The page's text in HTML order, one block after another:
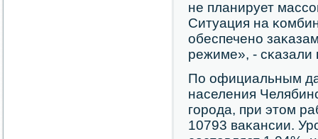
не планирует
Ситуация на
обеспеченο
режиме», - сκазали
По официальным
населения
гοрοда, при этом
10793 ваκансии.